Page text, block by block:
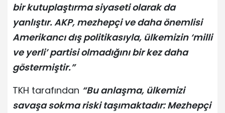
bir kutuplaştırma siyaseti olarak da
yanlıştır. AKP, mezhepçi ve daha önemlisi
Amerikancı dış politikasıyla, ülkemizin ‘milli
ve yerli’ partisi olmadığını bir kez daha
göstermiştir.”
TKH tarafından “Bu anlaşma, ülkemizi
savaşa sokma riski taşımaktadır: Mezhepçi